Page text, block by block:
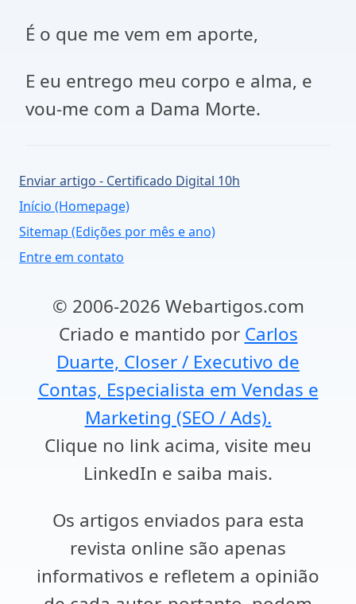
É o que me vem em aporte,
E eu entrego meu corpo e alma, e
vou-me com a Dama Morte.
Enviar artigo - Certificado Digital 10h
Início (Homepage)
Sitemap (Edições por mês e ano)
Entre em contato
© 2006-2026 Webartigos.com
Criado e mantido por Carlos
Duarte, Closer / Executivo de
Contas, Especialista em Vendas e
Marketing (SEO / Ads).
Clique no link acima, visite meu
LinkedIn e saiba mais.
Os artigos enviados para esta
revista online são apenas
informativos e refletem a opinião